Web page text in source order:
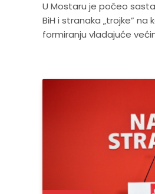
U Mostaru je počeo
BiH i stranaka „trojke”
formiranju vladajuće